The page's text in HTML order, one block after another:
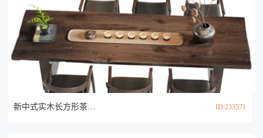
新中式实木长方形茶桌椅组合3d模型 ID:233571